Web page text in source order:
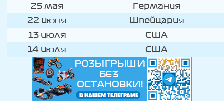
25 мая
Германия
22 июня
Швейцария
13 июля
США
14 июля
США